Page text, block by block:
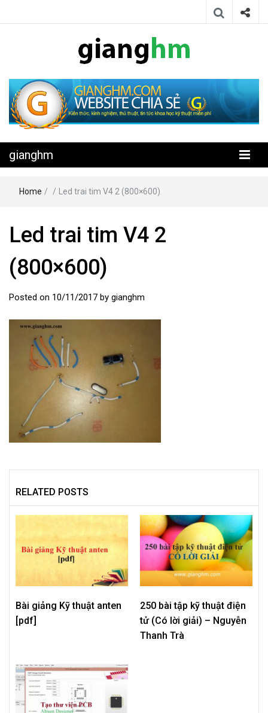
gianghm
kỹ thuật miễn phí
gianghm
Home / / Led trai tim V4 2 (800×600)
Led trai tim V4 2
(800×600)
Posted on 10/11/2017 by gianghm
RELATED POSTS
Bài giảng Kỹ thuật anten
[pdf]
250 bài tập kỹ thuật điện
tử (Có lời giải) – Nguyễn
Thanh Trà